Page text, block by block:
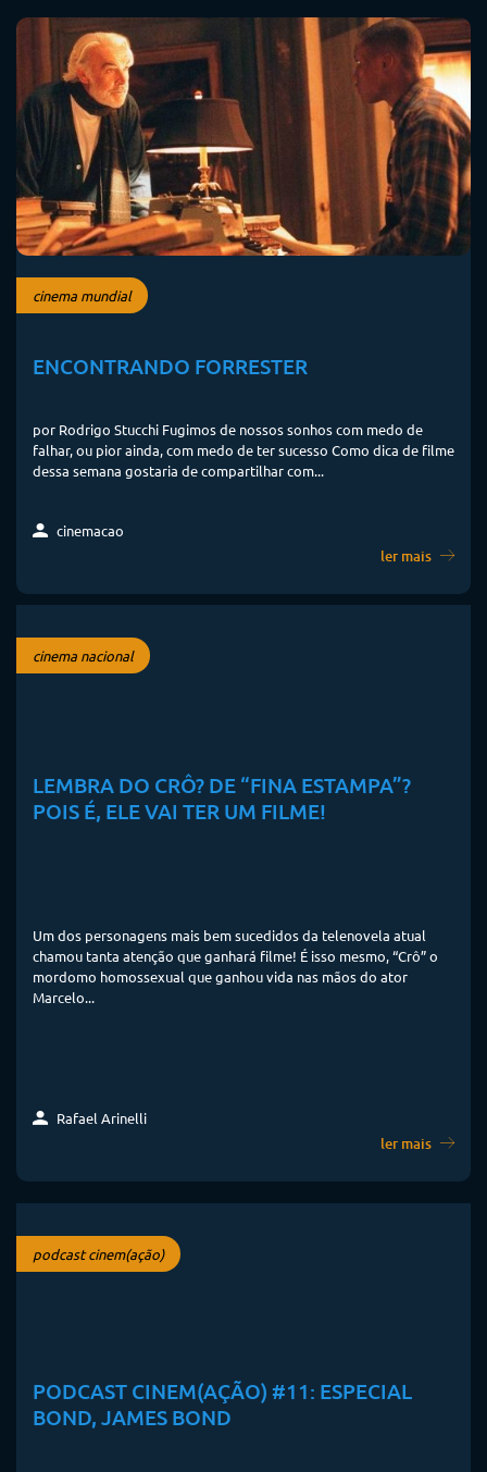
cinema mundial
ENCONTRANDO FORRESTER
por Rodrigo Stucchi Fugimos de nossos sonhos com medo de
falhar, ou pior ainda, com medo de ter sucesso Como dica de filme
dessa semana gostaria de compartilhar com...
cinemacao
ler mais
cinema nacional
LEMBRA DO CRÔ? DE “FINA ESTAMPA”?
POIS É, ELE VAI TER UM FILME!
Um dos personagens mais bem sucedidos da telenovela atual
chamou tanta atenção que ganhará filme! É isso mesmo, “Crô” o
mordomo homossexual que ganhou vida nas mãos do ator
Marcelo...
Rafael Arinelli
ler mais
podcast cinem(ação)
PODCAST CINEM(AÇÃO) #11: ESPECIAL
BOND, JAMES BOND